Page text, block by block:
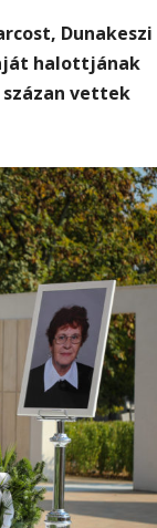
Dunakeszi
halottjának
vettek